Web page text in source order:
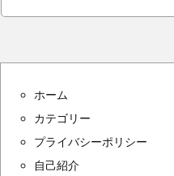
ホーム
カテゴリー
プライバシーポリシー
自己紹介